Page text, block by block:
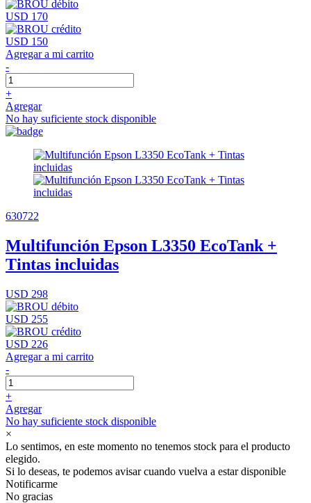
USD 170
USD 150
Agregar a mi carrito
-
+
Agregar
No hay suficiente stock disponible
630722
Multifunción Epson L3350 EcoTank +
Tintas incluidas
USD 298
USD 255
USD 226
Agregar a mi carrito
-
+
Agregar
No hay suficiente stock disponible
×
Lo sentimos, en este momento no tenemos stock para el producto
elegido.
Si lo deseas, te podemos avisar cuando vuelva a estar disponible
Notificarme
No gracias